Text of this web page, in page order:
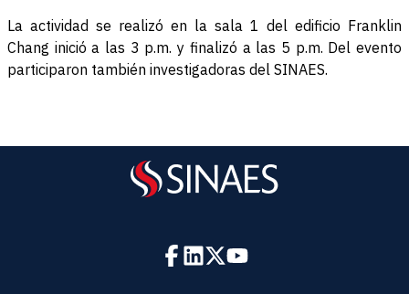
La actividad se realizó en la sala 1 del edificio Franklin
Chang inició a las 3 p.m. y finalizó a las 5 p.m. Del evento
participaron también investigadoras del SINAES.